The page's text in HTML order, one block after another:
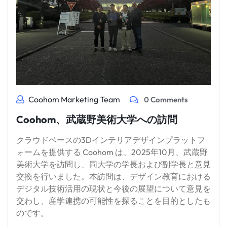
Coohom Marketing Team 0 Comments
Coohom、武蔵野美術大学への訪問
クラウドベースの3Dインテリアデザインプラットフ
ォームを提供する Coohom は、2025年10月、武蔵野
美術大学を訪問し、同大学の学長および副学長と意見
交換を行いました。本訪問は、デザイン教育における
デジタル技術活用の現状と今後の展望について意見を
交わし、産学連携の可能性を探ることを目的としたも
のです。